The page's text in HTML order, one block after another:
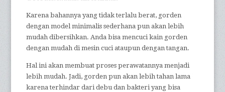
Karena bahannya yang tidak terlalu berat, gorden
dengan model minimalis sederhana pun akan lebih
mudah dibersihkan. Anda bisa mencuci kain gorden
dengan mudah di mesin cuci ataupun dengan tangan.
Hal ini akan membuat proses perawatannya menjadi
lebih mudah. Jadi, gorden pun akan lebih tahan lama
karena terhindar dari debu dan bakteri yang bisa